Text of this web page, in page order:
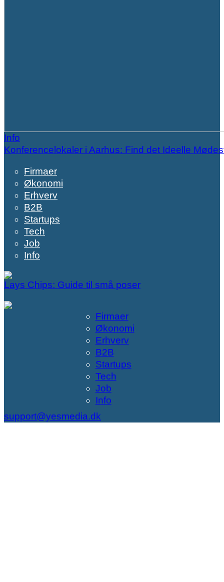
Info
Konferencelokaler i Aarhus: Find det Ideelle
Firmaer
Økonomi
Erhverv
B2B
Startups
Tech
Job
Info
Lays Chips: Guide til små poser
Firmaer
Økonomi
Erhverv
B2B
Startups
Tech
Job
Info
support@yesmedia.dk